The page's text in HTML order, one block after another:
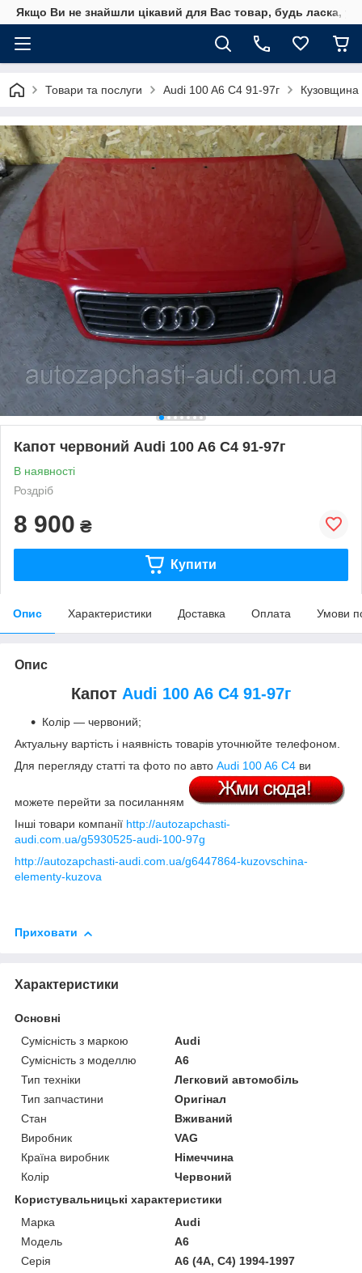
Якщо Ви не знайшли цікавий для Вас товар, будь ласка,
Товари та послуги Audi 100 A6 C4 91-97г Кузовщина
Капот червоний Audi 100 A6 C4 91-97г
В наявності
Роздріб
8 900 ₴
Купити
Опис Характеристики Доставка Оплата Умови
Опис
Капот Audi 100 A6 C4 91-97г
Колір — червоний;
Актуальну вартість і наявність товарів уточнюйте телефоном.
Для перегляду статті та фото по авто Audi 100 A6 C4 ви
можете перейти за посиланням
Інші товари компанії http://autozapchasti-
audi.com.ua/g5930525-audi-100-97g
http://autozapchasti-audi.com.ua/g6447864-kuzovschina-
elementy-kuzova
Приховати
Характеристики
Основні
Сумісність з маркою
Audi
Сумісність з моделлю
A6
Тип техніки
Легковий автомобіль
Тип запчастини
Оригінал
Стан
Вживаний
Виробник
VAG
Країна виробник
Німеччина
Колір
Червоний
Користувальницькі характеристики
Марка
Audi
Модель
A6
Серія
A6 (4A, C4) 1994-1997